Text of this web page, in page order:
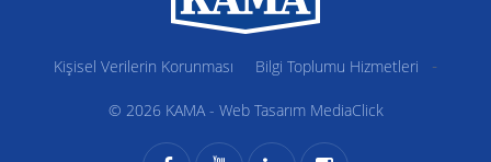
Kişisel Verilerin Korunması Bilgi Toplumu Hizmetleri -
© 2026 KAMA - Web Tasarım MediaClick